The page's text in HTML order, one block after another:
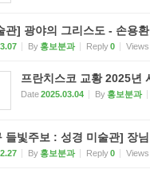
관] 광야의 그리스도 - 손용
By홍보분과 Reply0 Views
프란치스코 교황 2025년
Date2025.03.04 By홍보분과
들빛주보 : 성경 미술관] 장
By홍보분과 Reply0 Views